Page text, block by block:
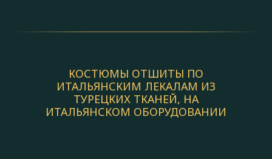
КОСТЮМЫ ОТШИТЫ ПО
ИТАЛЬЯНСКИМ ЛЕКАЛАМ ИЗ
ТУРЕЦКИХ ТКАНЕЙ, НА
ИТАЛЬЯНСКОМ ОБОРУДОВАНИИ